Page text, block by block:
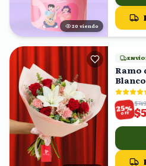
20 viendo
ENVÍO
Ramo
25%
OFF